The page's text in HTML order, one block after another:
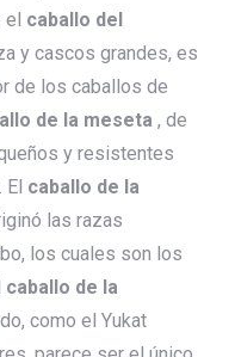
el caballo del
y cascos grandes, es
de los caballos de
de la meseta , de
y resistentes
El caballo de la
las razas
los cuales son los
caballo de la
como el Yukat